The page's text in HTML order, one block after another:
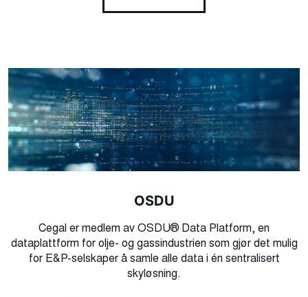
OSDU
Cegal er medlem av OSDU® Data Platform, en
dataplattform for olje- og gassindustrien som gjør det mulig
for E&P-selskaper å samle alle data i én sentralisert
skyløsning.